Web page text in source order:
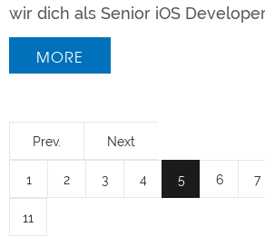
wir dich als Senior iOS
MORE
Prev. Next
1 2 3 4 5 6 7
11